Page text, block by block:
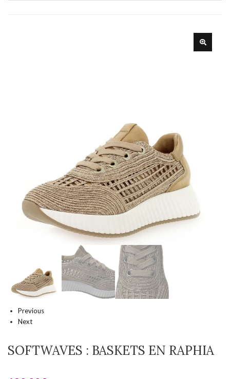
Previous
Next
SOFTWAVES : BASKETS EN RAPHIA